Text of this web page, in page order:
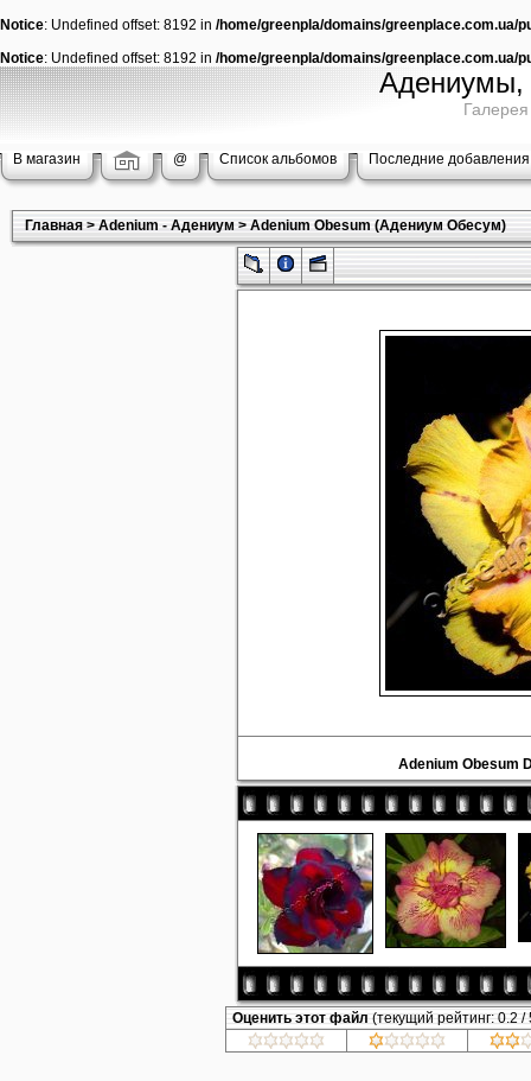
Notice: Undefined offset: 8192 in /home/greenpla/domains/greenplace.com.ua/
Notice: Undefined offset: 8192 in /home/greenpla/domains/greenplace.com.ua/
Адениумы,
В магазин @ Список альбомов Последние добавления
Главная>Adenium - Адениум>Adenium Obesum (Адениум Обесум)
Adenium Obesum
Оценить этот файл (текущий рейтинг: 0.2 /